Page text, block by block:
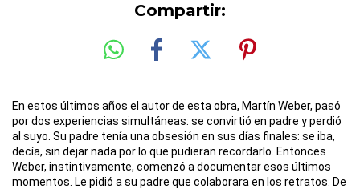
Compartir:
En estos últimos años el autor de esta obra, Martín Weber, pasó
por dos experiencias simultáneas: se convirtió en padre y perdió
al suyo. Su padre tenía una obsesión en sus días finales: se iba,
decía, sin dejar nada por lo que pudieran recordarlo. Entonces
Weber, instintivamente, comenzó a documentar esos últimos
momentos. Le pidió a su padre que colaborara en los retratos. De